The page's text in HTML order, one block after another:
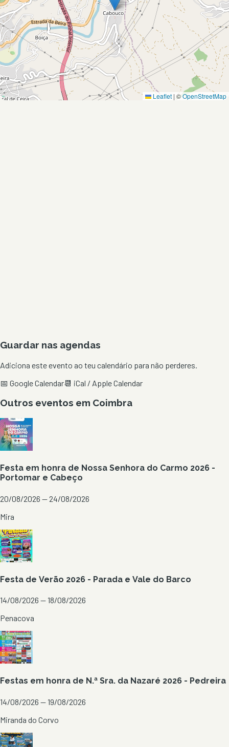
Leaflet | ©OpenStreetMap
Guardar nas agendas
Adiciona este evento ao teu calendário para não perderes.
📅 Google Calendar📆 iCal / Apple Calendar
Outros eventos em Coimbra
Festa em honra de Nossa Senhora do Carmo 2026 -
Portomar e Cabeço
20/08/2026 — 24/08/2026
Mira
Festa de Verão 2026 - Parada e Vale do Barco
14/08/2026 — 18/08/2026
Penacova
Festas em honra de N.ª Sra. da Nazaré 2026 - Pedreira
14/08/2026 — 19/08/2026
Miranda do Corvo